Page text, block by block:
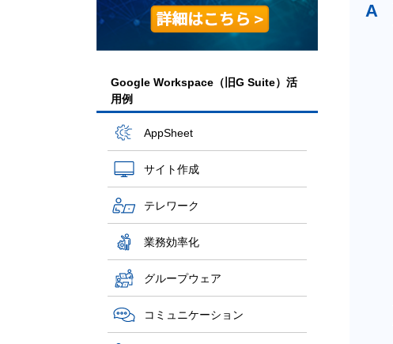
Google Workspace（旧G Suite）活
用例
AppSheet
サイト作成
テレワーク
業務効率化
グループウェア
コミュニケーション
A